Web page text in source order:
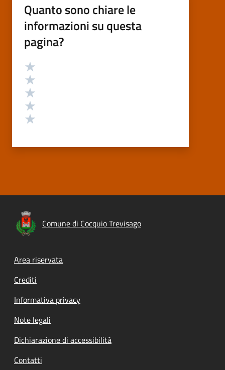
Quanto sono chiare le
informazioni su questa
pagina?
Valutazione
Comune di Cocquio Trevisago
Footer menu
Area riservata
Crediti
Informativa privacy
Note legali
Dichiarazione di accessibilità
Contatti